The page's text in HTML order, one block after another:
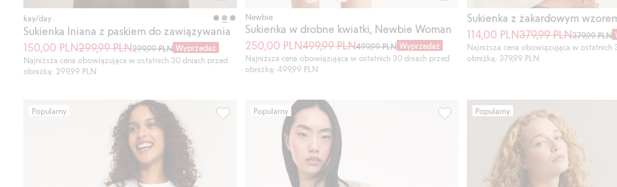
Kup
kay/day
Sukienka lniana z paskiem do zawiązywania
150,00 PLN299,99 PLN299,99 PLN Wyprzedaż
Najniższa cena obowiązująca w ostatnich 30 dniach przed
obniżką: 299,99 PLN
Newbie
Sukienka w drobne kwiatki, Newbie Woman
250,00 PLN499,99 PLN499,99 PLN Wyprzedaż
Najniższa cena obowiązująca w ostatnich 30 dniach przed
obniżką: 499,99 PLN
Sukienka z żakardowym
114,00 PLN379,99 PLN379,99 PLN
Najniższa cena obowiązująca w ostatnich
obniżką: 379,99 PLN
Popularny
Bawełniana sukienka bez rękawów, Dodaj do listy ulubione
Popularny
Kamizelka z mieszanki lnu, Dodaj do
Popularny